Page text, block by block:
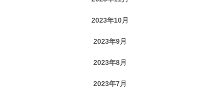
2023年10月
2023年9月
2023年8月
2023年7月